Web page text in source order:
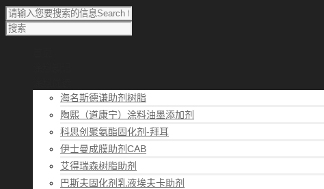
海名斯德谦助剂树脂
陶熙（道康宁）涂料油墨添加剂
科思创聚氨酯固化剂-拜耳
伊士曼成膜助剂CAB
艾得瑞森树脂助剂
巴斯夫固化剂乳液埃夫卡助剂